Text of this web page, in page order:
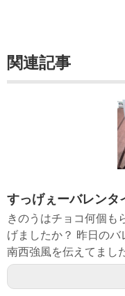
関連記事
すっげぇーバレンタ
きのうはチョコ何個も
げましたか？ 昨日の
南西強風を伝えてまし